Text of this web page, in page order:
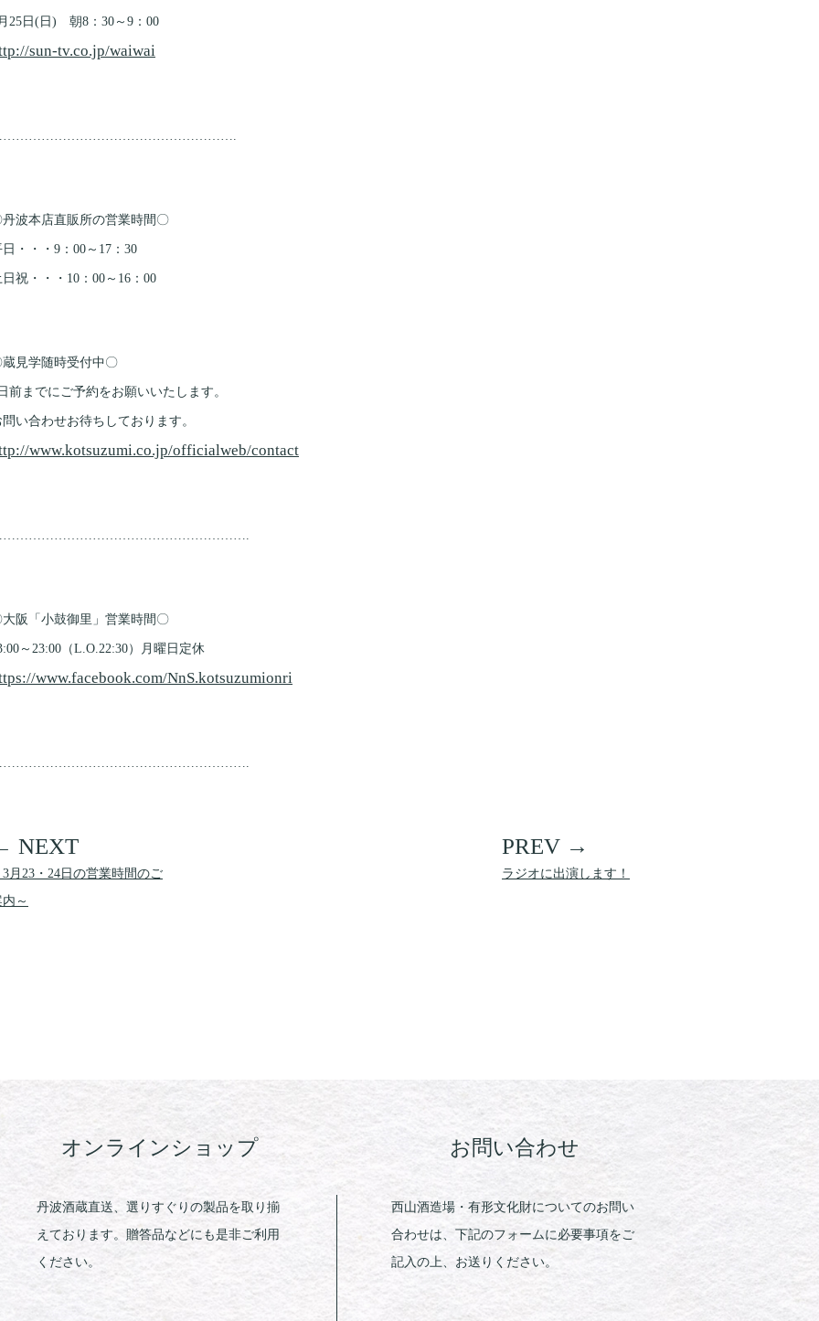
25日(日) 朝8：30～9：00
sun-tv.co.jp/waiwai
丹波本店直販所の営業時間〇
日・・・9：00～17：30
日祝・・・10：00～16：00
蔵見学随時受付中〇
前までにご予約をお願いいたします。
問い合わせお待ちしております。
www.kotsuzumi.co.jp/officialweb/contact
大阪「小鼓御里」営業時間〇
～23:00（L.O.22:30）月曜日定休
www.facebook.com/NnS.kotsuzumionri
3月23・24日の営業時間のご
～
ラジオに出演します！
オンラインショップ
丹波酒蔵直送、選りすぐりの製品を取り揃
えております。贈答品などにも是非ご利用
ください。
お問い合わせ
西山酒造場・有形文化財についてのお問い
合わせは、下記のフォームに必要事項をご
記入の上、お送りください。